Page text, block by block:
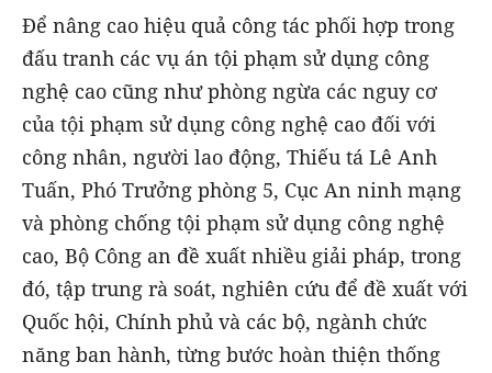
Để nâng cao hiệu quả công tác phối hợp trong
đấu tranh các vụ án tội phạm sử dụng công
nghệ cao cũng như phòng ngừa các nguy cơ
của tội phạm sử dụng công nghệ cao đối với
công nhân, người lao động, Thiếu tá Lê Anh
Tuấn, Phó Trưởng phòng 5, Cục An ninh mạng
và phòng chống tội phạm sử dụng công nghệ
cao, Bộ Công an đề xuất nhiều giải pháp, trong
đó, tập trung rà soát, nghiên cứu để đề xuất với
Quốc hội, Chính phủ và các bộ, ngành chức
năng ban hành, từng bước hoàn thiện thống